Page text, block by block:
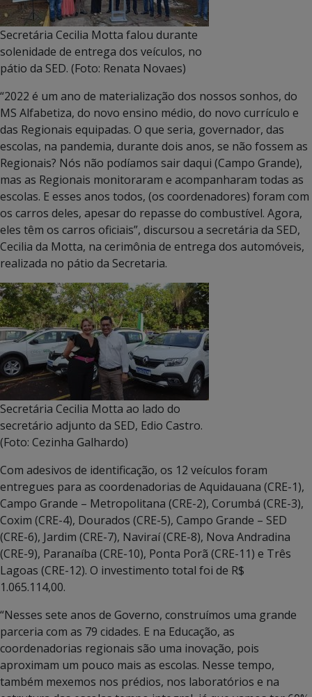
Secretária Cecilia Motta falou durante
solenidade de entrega dos veículos, no
pátio da SED. (Foto: Renata Novaes)
“2022 é um ano de materialização dos nossos sonhos, do
MS Alfabetiza, do novo ensino médio, do novo currículo e
das Regionais equipadas. O que seria, governador, das
escolas, na pandemia, durante dois anos, se não fossem as
Regionais? Nós não podíamos sair daqui (Campo Grande),
mas as Regionais monitoraram e acompanharam todas as
escolas. E esses anos todos, (os coordenadores) foram com
os carros deles, apesar do repasse do combustível. Agora,
eles têm os carros oficiais”, discursou a secretária da SED,
Cecilia da Motta, na cerimônia de entrega dos automóveis,
realizada no pátio da Secretaria.
Secretária Cecilia Motta ao lado do
secretário adjunto da SED, Edio Castro.
(Foto: Cezinha Galhardo)
Com adesivos de identificação, os 12 veículos foram
entregues para as coordenadorias de Aquidauana (CRE-1),
Campo Grande – Metropolitana (CRE-2), Corumbá (CRE-3),
Coxim (CRE-4), Dourados (CRE-5), Campo Grande – SED
(CRE-6), Jardim (CRE-7), Naviraí (CRE-8), Nova Andradina
(CRE-9), Paranaíba (CRE-10), Ponta Porã (CRE-11) e Três
Lagoas (CRE-12). O investimento total foi de R$
1.065.114,00.
“Nesses sete anos de Governo, construímos uma grande
parceria com as 79 cidades. E na Educação, as
coordenadorias regionais são uma inovação, pois
aproximam um pouco mais as escolas. Nesse tempo,
também mexemos nos prédios, nos laboratórios e na